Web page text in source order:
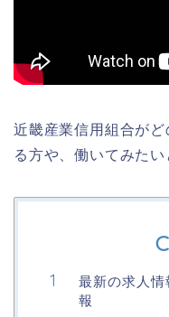
近畿産業信用組合が
る方や、働いてみた
最新の求人
報